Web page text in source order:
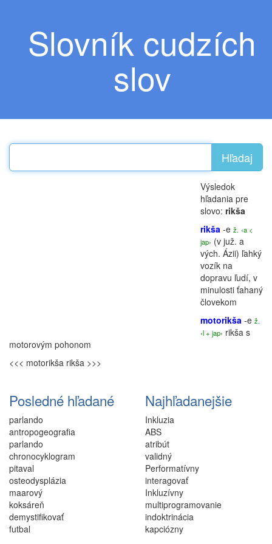
Slovník cudzích
slov
Hľadaj
Výsledok
hľadania pre
slovo: rikša
rikša -e ž. ‹a <
jap› (v juž. a
vých. Ázii) ľahký
vozík na
dopravu ľudí, v
minulosti ťahaný
človekom
motorikša -e ž.
‹l + jap› rikša s
motorovým pohonom
<<< motorikša rikša >>>
Posledné hľadané
parlando
antropogeografia
parlando
chronocyklogram
pitaval
osteodysplázia
maarový
koksáreň
demystifikovať
futbal
Najhľadanejšie
Inkluzia
ABS
atribút
validný
Performatívny
interagovať
Inkluzívny
multiprogramovanie
indoktrinácia
kapciózny